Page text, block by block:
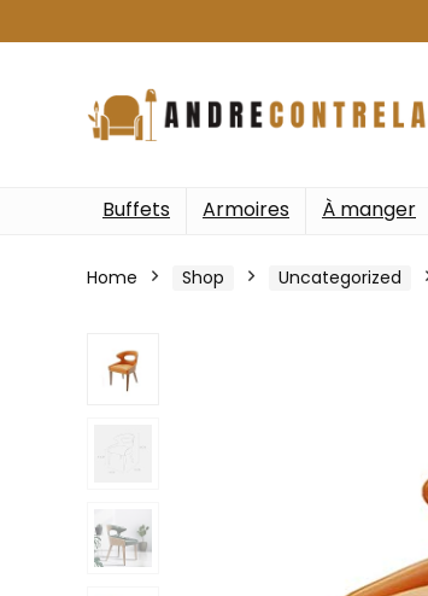
Buffets Armoires À manger
Home Shop Uncategorized